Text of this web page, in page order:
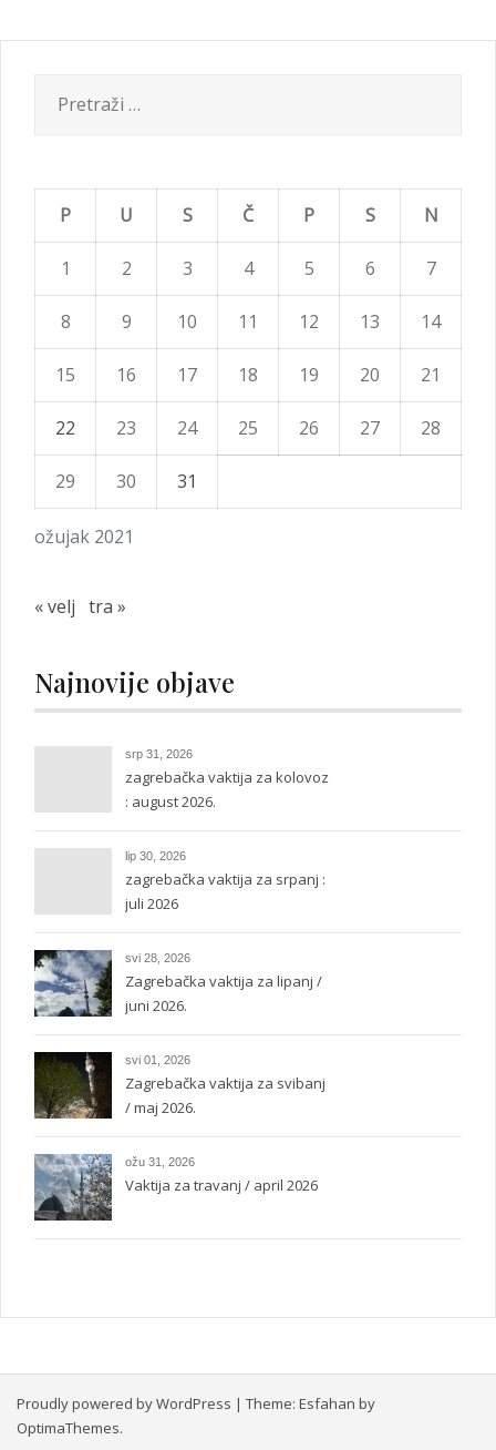
ožujak 2021
P U S Č P S N
1 2 3 4 5 6 7
8 9 10 11 12 13 14
15 16 17 18 19 20 21
22 23 24 25 26 27 28
29 30 31
« velj tra »
Najnovije objave
srp 31, 2026
zagrebačka vaktija za kolovoz
: august 2026.
lip 30, 2026
zagrebačka vaktija za srpanj :
juli 2026
svi 28, 2026
Zagrebačka vaktija za lipanj /
juni 2026.
svi 01, 2026
Zagrebačka vaktija za svibanj
/ maj 2026.
ožu 31, 2026
Vaktija za travanj / april 2026
Proudly powered by WordPress | Theme: Esfahan by
OptimaThemes.